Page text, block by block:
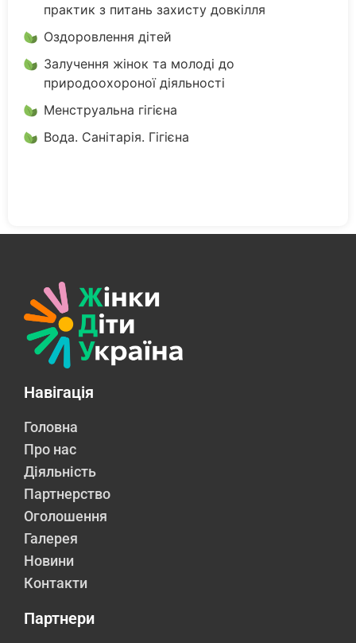
практик з питань захисту довкілля
Оздоровлення дітей
Залучення жінок та молоді до
природоохороної діяльності
Менструальна гігієна
Вода. Санітарія. Гігієна
Навігація
Головна
Про нас
Діяльність
Партнерство
Оголошення
Галерея
Новини
Контакти
Партнери